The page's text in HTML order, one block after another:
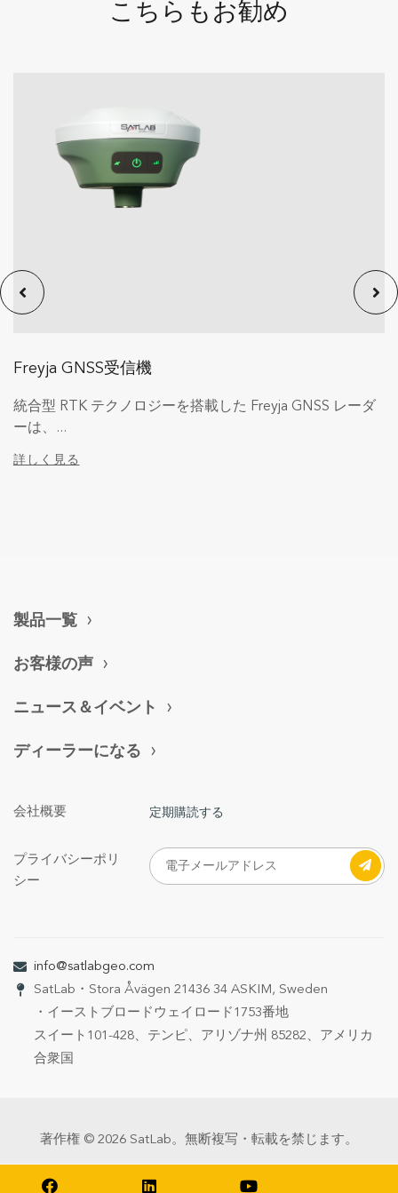
こちらもお勧め
Freyja GNSS受信機
統合型 RTK テクノロジーを搭載した Freyja GNSS レーダ
ーは、...
詳しく見る
SatLab ・Stora Åvägen 21 436 34 ASKIM, Sweden
・イーストブロードウェイロード1753番地
スイート101-428、テンピ、アリゾナ州 85282、アメリカ
合衆国
info@satlabgeo.com
製品一覧
お客様の声
ニュース＆イベント
ディーラーになる
会社概要
プライバシーポリ
シー
定期購読する
著作権 © 2026 SatLab。無断複写・転載を禁じます。